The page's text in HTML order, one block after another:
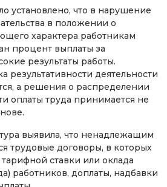
установлено, что в нарушение
в положении о
характера работникам
процент выплаты за
результаты работы.
результативности деятельности
а решения о распределении
оплаты труда принимается не
выявила, что ненадлежащим
трудовые договоры, в которых
ставки или оклада
работников, доплаты, надбавки